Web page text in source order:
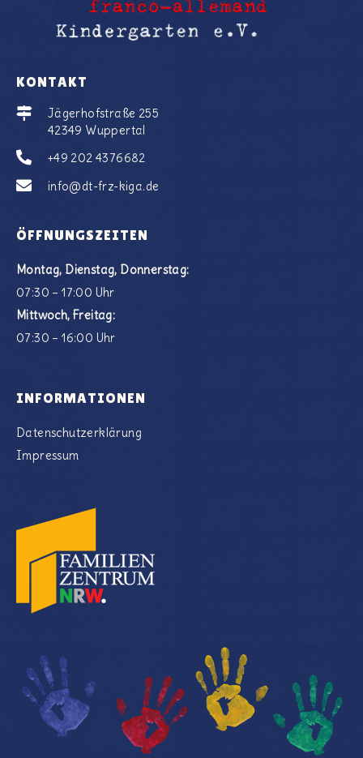
KONTAKT
Jägerhofstraße 255
42349 Wuppertal
+49 202 4376682
info@dt-frz-kiga.de
ÖFFNUNGSZEITEN
Montag, Dienstag, Donnerstag:
07:30 – 17:00 Uhr
Mittwoch, Freitag:
07:30 – 16:00 Uhr
INFORMATIONEN
Datenschutzerklärung
Impressum